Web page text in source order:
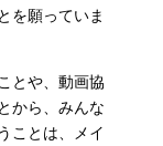
を願っていま
とや、動画協
から、みんな
ことは、メイ